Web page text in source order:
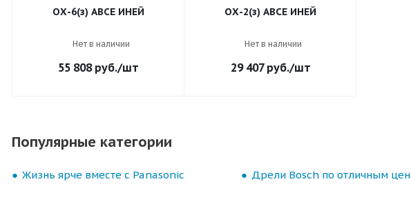
ОХ-6(з) АВСЕ ИНЕЙ
Нет в наличии
55 808руб./шт
ОХ-2(з) АВСЕ ИНЕЙ
Нет в наличии
29 407руб./шт
Популярные категории
Жизнь ярче вместе с Panasonic Дрели Bosch по отличным